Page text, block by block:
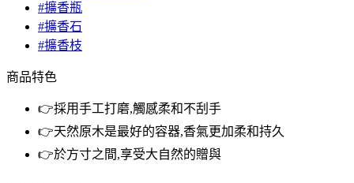
#擴香瓶
#擴香石
#擴香枝
商品特色
👉採用手工打磨,觸感柔和不刮手
👉天然原木是最好的容器,香氣更加柔和持久
👉於方寸之間,享受大自然的贈與